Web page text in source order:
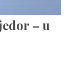
– u